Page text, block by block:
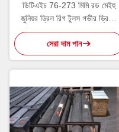
ডিটিএইচ 76-273 মিমি রড মেইহু
জুনিয়র ড্রিল রিগ টুলস গভীর ড্রিলিং
অপারেশন জন্য
সেরা দাম পান